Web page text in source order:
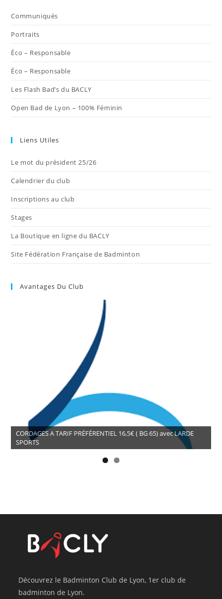
nouvel
nouvel
Communiqués
Portraits
Éco – Responsable
Éco – Responsable
Les Flash Bad’s du BACLY
Open Bad de Lyon – 100% Féminin
Liens Utiles
Le mot du président 25/26
Calendrier du club
Inscriptions au club
Stages
La Boutique en ligne du BACLY
Site Fédération Française de Badminton
Avantages Du Club
CORDAGES A TARIF PRÉFÉRENTIEL 16,5€ ( BG 65) avec LARDE
SPORTS
Découvrez le Badminton Club de Lyon, 1er club de
badminton de Lyon.